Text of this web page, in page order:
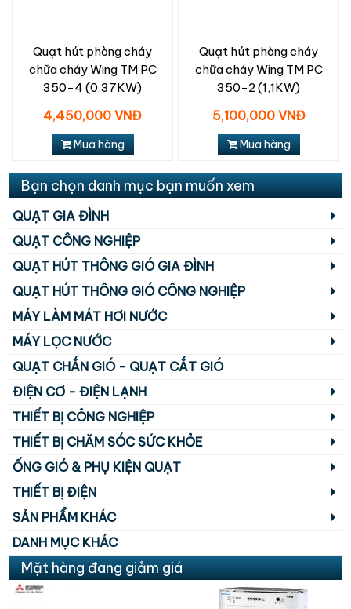
Quạt hút phòng cháy
chữa cháy Wing TM PC
350-4 (0,37KW)
4,450,000 VNĐ
Mua hàng
Quạt hút phòng cháy
chữa cháy Wing TM PC
350-2 (1,1KW)
5,100,000 VNĐ
Mua hàng
Bạn chọn danh mục bạn muốn xem
QUẠT GIA ĐÌNH
QUẠT CÔNG NGHIỆP
QUẠT HÚT THÔNG GIÓ GIA ĐÌNH
QUẠT HÚT THÔNG GIÓ CÔNG NGHIỆP
MÁY LÀM MÁT HƠI NƯỚC
MÁY LỌC NƯỚC
QUẠT CHẮN GIÓ - QUẠT CẮT GIÓ
ĐIỆN CƠ - ĐIỆN LẠNH
THIẾT BỊ CÔNG NGHIỆP
THIẾT BỊ CHĂM SÓC SỨC KHỎE
ỐNG GIÓ & PHỤ KIỆN QUẠT
THIẾT BỊ ĐIỆN
SẢN PHẨM KHÁC
DANH MỤC KHÁC
Mặt hàng đang giảm giá